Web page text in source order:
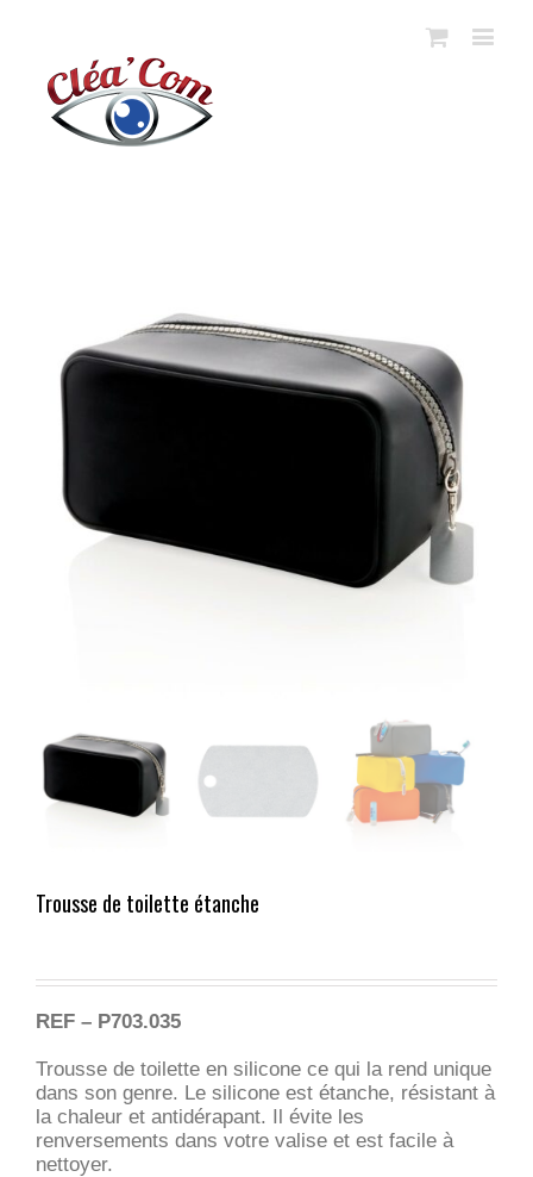
Trousse de toilette étanche
REF – P703.035
Trousse de toilette en silicone ce qui la rend unique
dans son genre. Le silicone est étanche, résistant à
la chaleur et antidérapant. Il évite les
renversements dans votre valise et est facile à
nettoyer.